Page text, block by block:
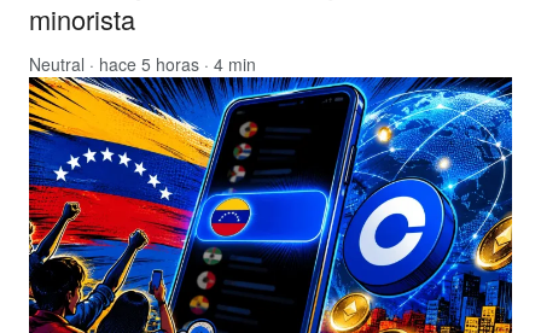
minorista
Neutral · hace 5 horas · 4 min